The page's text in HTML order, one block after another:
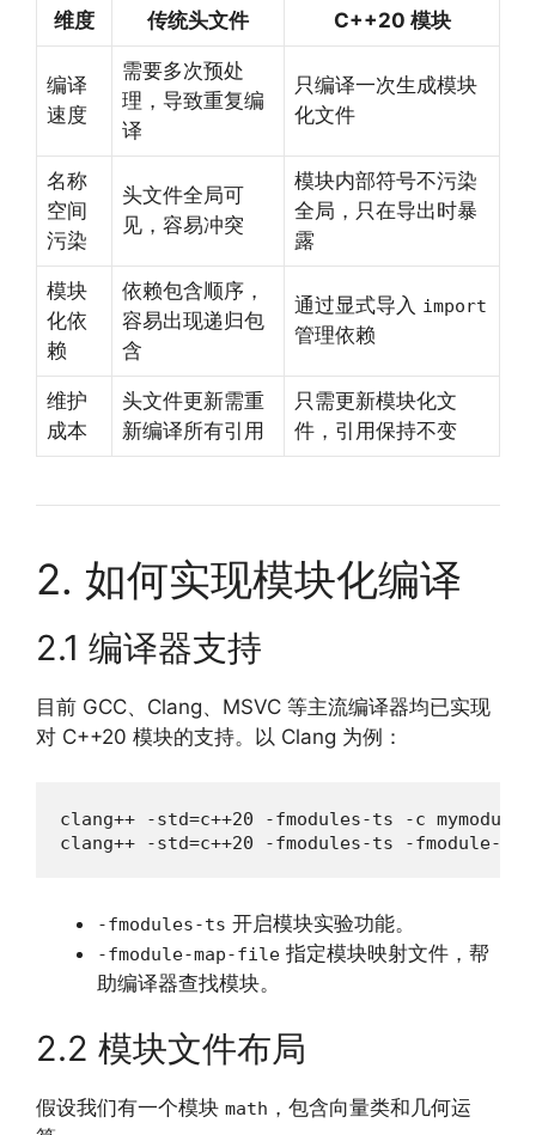
维度 传统头文件 C++20 模块
编译
速度
需要多次预处
理，导致重复编
译
只编译一次生成模块
化文件
名称
空间
污染
头文件全局可
见，容易冲突
模块内部符号不污染
全局，只在导出时暴
露
模块
化依
赖
依赖包含顺序，
容易出现递归包
含
通过显式导入 import
管理依赖
维护
成本
头文件更新需重
新编译所有引用
只需更新模块化文
件，引用保持不变
2. 如何实现模块化编译
2.1 编译器支持
目前 GCC、Clang、MSVC 等主流编译器均已实现
对 C++20 模块的支持。以 Clang 为例：
clang++ -std=c++20 -fmodules-ts -c
clang++ -std=c++20 -fmodules-ts -fmodule-
-fmodules-ts 开启模块实验功能。
-fmodule-map-file 指定模块映射文件，帮
助编译器查找模块。
2.2 模块文件布局
假设我们有一个模块 math ，包含向量类和几何运